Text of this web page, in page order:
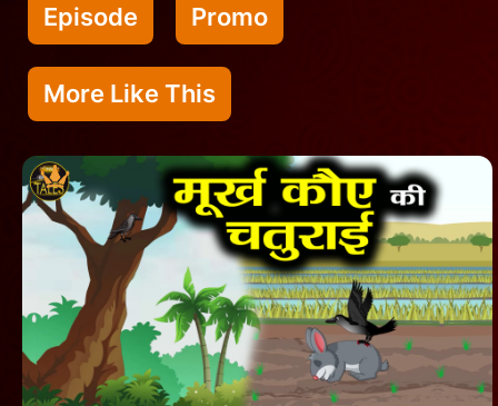
Episode Promo
More Like This